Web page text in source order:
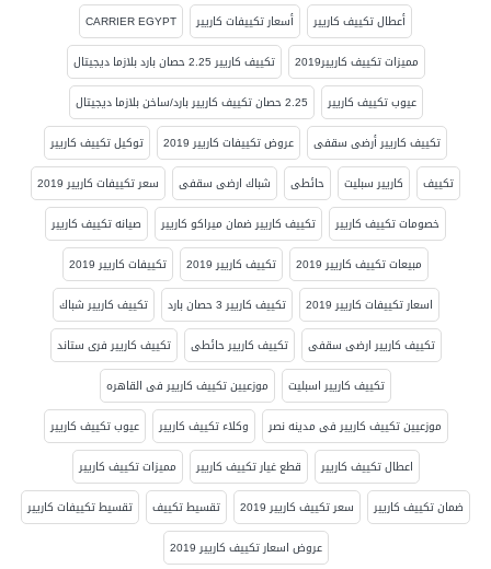
أعطال تكييف كاريير
أسعار تكييفات كاريير
CARRIER EGYPT
مميزات تكييف كاريير2019
تكييف كاريير 2.25 حصان بارد بلازما ديجيتال
عيوب تكييف كاريير
2.25 حصان تكييف كاريير بارد/ساخن بلازما ديجيتال
تكييف كاريير أرضى سقفى
عروض تكييفات كاريير 2019
توكيل تكييف كاريير
تكييف
كاريير سبليت حائطى شباك ارضى سقفى
سعر تكييفات كاريير 2019
خصومات تكييف كاريير
تكييف كاريير ضمان ميراكو كاريير
صيانه تكييف كاريير
مبيعات تكييف كاريير 2019
تكييف كاريير 2019
تكييفات كاريير 2019
اسعار تكييفات كاريير 2019
تكييف كاريير 3 حصان بارد
تكييف كاريير شباك
تكييف كاريير ارضى سقفى
تكييف كاريير حائطى
تكييف كاريير فرى ستاند
تكييف كاريير اسبليت
موزعيين تكييف كاريير فى القاهره
موزعيين تكييف كاريير فى مدينه نصر
وكلاء تكييف كاريير
عيوب تكييف كاريير
اعطال تكييف كاريير
قطع غيار تكييف كاريير
مميزات تكييف كاريير
ضمان تكييف كاريير
سعر تكييف كاريير 2019 تقسيط تكييف
تقسيط تكييفات كاريير
عروض اسعار تكييف كاريير 2019